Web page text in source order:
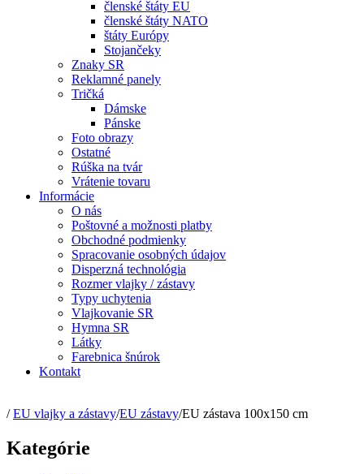
členské štáty EU
členské štáty NATO
štáty Európy
Stojančeky
Znaky SR
Reklamné panely
Tričká
Dámske
Pánske
Foto obrazy
Ostatné
Rúška na tvár
Vrátenie tovaru
Informácie
O nás
Poštovné a možnosti platby
Obchodné podmienky
Spracovanie osobných údajov
Disperzná technológia
Rozmer vlajky / zástavy
Typy uchytenia
Vlajkovanie SR
Hymna SR
Látky
Farebnica šnúrok
Kontakt
/ EU vlajky a zástavy/EU zástavy/EU zástava 100x150 cm
Kategórie